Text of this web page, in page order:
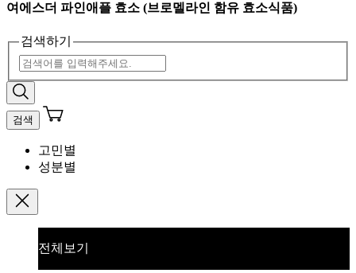
여에스더 파인애플 효소 (브로멜라인 함유 효소식품)
검색하기
검색
고민별
성분별
전체보기